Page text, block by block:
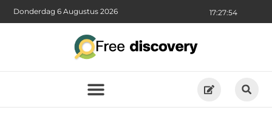
17:27:55
Donderdag 6 Augustus 2026